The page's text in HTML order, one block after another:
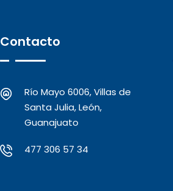
Contacto
Río Mayo 6006, Villas de
Santa Julia, León,
Guanajuato
477 306 57 34